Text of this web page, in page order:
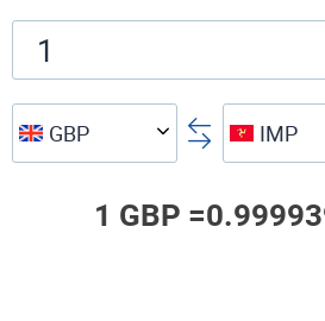
GBP IMP
1 GBP =